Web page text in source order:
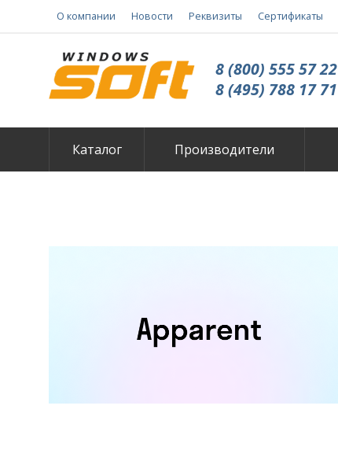
О компании Новости Реквизиты Сертификаты
8 (800) 555 57 22
8 (495) 788 17 71
Каталог Производители